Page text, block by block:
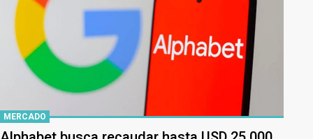
MERCADO